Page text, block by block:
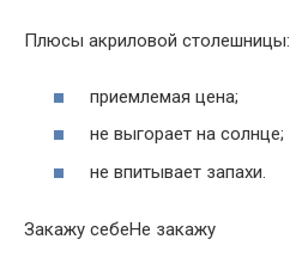
Плюсы акриловой столешницы:
приемлемая цена;
не выгорает на солнце;
не впитывает запахи.
Закажу себеНе закажу